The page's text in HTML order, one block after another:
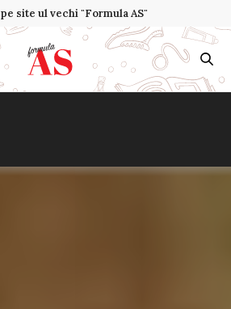
pe site ul vechi "Formula AS"